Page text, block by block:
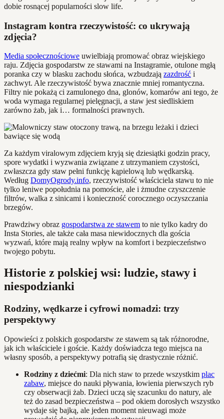
dobie rosnącej popularności slow life.
Instagram kontra rzeczywistość: co ukrywają
zdjęcia?
Media społecznościowe uwielbiają promować obraz wiejskiego
raju. Zdjęcia gospodarstw ze stawami na Instagramie, otulone mgłą
poranka czy w blasku zachodu słońca, wzbudzają zazdrość i
zachwyt. Ale rzeczywistość bywa znacznie mniej romantyczna.
Filtry nie pokażą ci zamulonego dna, glonów, komarów ani tego, że
woda wymaga regularnej pielęgnacji, a staw jest siedliskiem
zarówno żab, jak i… formalności prawnych.
Za każdym viralowym zdjęciem kryją się dziesiątki godzin pracy,
spore wydatki i wyzwania związane z utrzymaniem czystości,
zwłaszcza gdy staw pełni funkcję kąpielową lub wędkarską.
Według DomyOgrody.info, rzeczywistość właściciela stawu to nie
tylko leniwe popołudnia na pomoście, ale i żmudne czyszczenie
filtrów, walka z sinicami i konieczność corocznego oczyszczania
brzegów.
Prawdziwy obraz gospodarstwa ze stawem to nie tylko kadry do
Insta Stories, ale także cała masa niewidocznych dla gościa
wyzwań, które mają realny wpływ na komfort i bezpieczeństwo
twojego pobytu.
Historie z polskiej wsi: ludzie, stawy i
niespodzianki
Rodziny, wędkarze i cyfrowi nomadzi: trzy
perspektywy
Opowieści z polskich gospodarstw ze stawem są tak różnorodne,
jak ich właściciele i goście. Każdy doświadcza tego miejsca na
własny sposób, a perspektywy potrafią się drastycznie różnić.
Rodziny z dziećmi: Dla nich staw to przede wszystkim plac
zabaw, miejsce do nauki pływania, łowienia pierwszych ryb
czy obserwacji żab. Dzieci uczą się szacunku do natury, ale
też do zasad bezpieczeństwa – pod okiem dorosłych wszystko
wydaje się bajką, ale jeden moment nieuwagi może